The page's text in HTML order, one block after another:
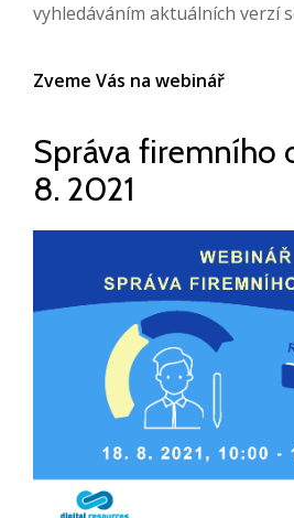
vyhledáváním aktuálních verzí
Zveme Vás na webinář
Správa firemního
8. 2021